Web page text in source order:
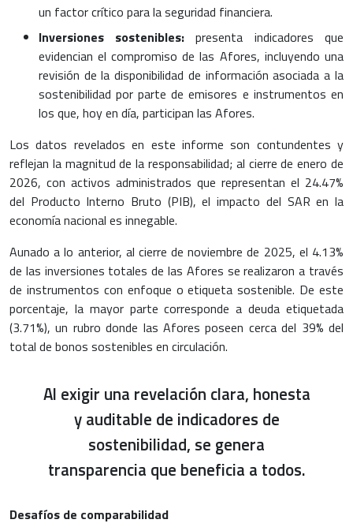
un factor crítico para la seguridad financiera.
Inversiones sostenibles: presenta indicadores que
evidencian el compromiso de las Afores, incluyendo una
revisión de la disponibilidad de información asociada a la
sostenibilidad por parte de emisores e instrumentos en
los que, hoy en día, participan las Afores.
Los datos revelados en este informe son contundentes y
reflejan la magnitud de la responsabilidad; al cierre de enero de
2026, con activos administrados que representan el 24.47%
del Producto Interno Bruto (PIB), el impacto del SAR en la
economía nacional es innegable.
Aunado a lo anterior, al cierre de noviembre de 2025, el 4.13%
de las inversiones totales de las Afores se realizaron a través
de instrumentos con enfoque o etiqueta sostenible. De este
porcentaje, la mayor parte corresponde a deuda etiquetada
(3.71%), un rubro donde las Afores poseen cerca del 39% del
total de bonos sostenibles en circulación.
Al exigir una revelación clara, honesta
y auditable de indicadores de
sostenibilidad, se genera
transparencia que beneficia a todos.
Desafíos de comparabilidad